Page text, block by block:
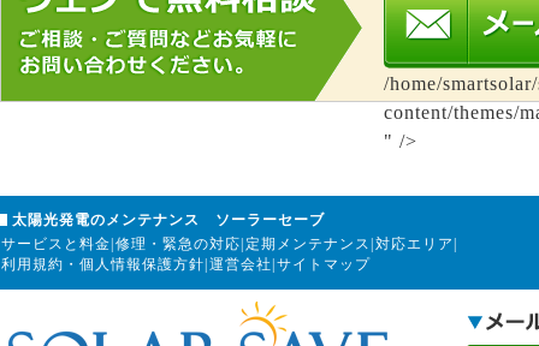
/home/
content/themes/
" />
太陽光発電のメンテナンス ソーラーセーブ
サービスと料金 修理・緊急の対応 定期メンテナンス 対応エリア
利用規約・個人情報保護方針 運営会社 サイトマップ